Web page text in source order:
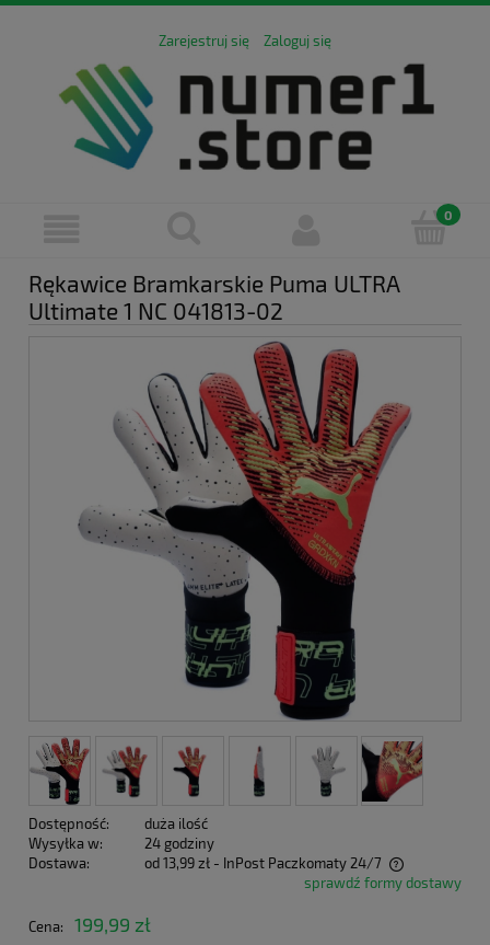
Zarejestruj się Zaloguj się
Rękawice Bramkarskie Puma ULTRA
Ultimate 1 NC 041813-02
Dostępność:
duża ilość
Wysyłka w:
24 godziny
Dostawa:
od 13,99 zł - InPost Paczkomaty 24/7
Cena nie zawiera ewentualnych kosztów płatnościsprawdź formy dostawy
Cena: 199,99 zł